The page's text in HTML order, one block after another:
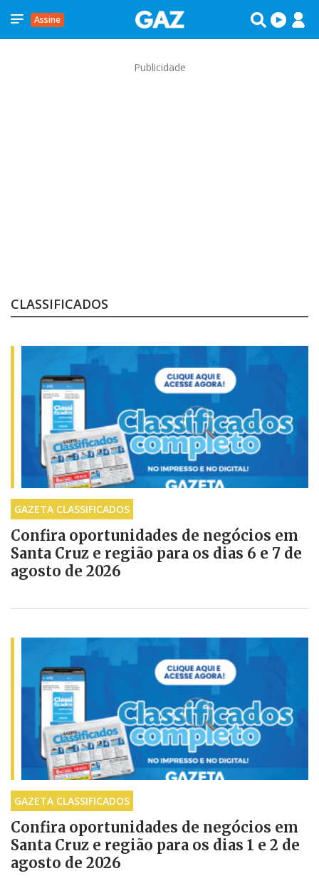
Assine
Publicidade
CLASSIFICADOS
GAZETA CLASSIFICADOS
Confira oportunidades de negócios em
Santa Cruz e região para os dias 6 e 7 de
agosto de 2026
GAZETA CLASSIFICADOS
Confira oportunidades de negócios em
Santa Cruz e região para os dias 1 e 2 de
agosto de 2026